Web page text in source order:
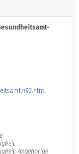
Angehörige